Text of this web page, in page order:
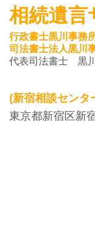
相続遺言
行政書士黒川事務
司法書士法人黒川
代表司法書士 黒
(新宿相談セン
東京都新宿区新